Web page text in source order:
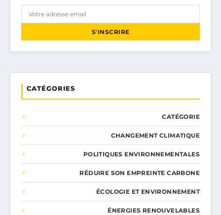
S'INSCRIRE
CATÉGORIES
CATÉGORIE
CHANGEMENT CLIMATIQUE
POLITIQUES ENVIRONNEMENTALES
RÉDUIRE SON EMPREINTE CARBONE
ÉCOLOGIE ET ENVIRONNEMENT
ÉNERGIES RENOUVELABLES